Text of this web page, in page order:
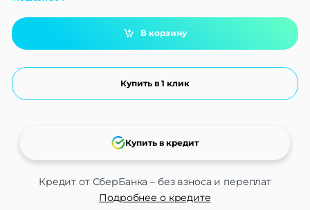
В корзину
Купить в 1 клик
Кредит от СберБанка – без взноса и переплат
Подробнее о кредите
Купить в кредит